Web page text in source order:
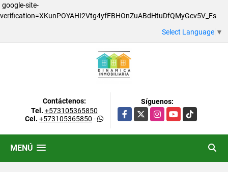
google-site-
verification=XKunPOYAHI2Vtg4yfFBHOnZuABdHtuDfQMyGcv5V_Fs
Select Language ▼
Contáctenos:
Tel. +573105365850
Cel. +573105365850 -
Síguenos:
Facebook
X InstagramYouTubeTikTok
MENÚ